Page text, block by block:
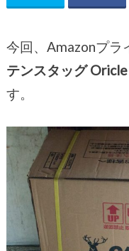
今回、Amazonプラ
テンスタッグ
す。